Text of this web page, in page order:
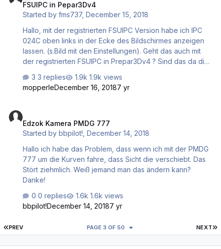
FSUIPC in Pepar3Dv4
Started byfms737,December 15, 2018
Hallo, mit der registrierten FSUIPC Version habe ich IPC
024C oben links in der Ecke des Bildschirmes anzeigen
lassen. (s.Bild mit den Einstellungen). Geht das auch mit
der registrierten FSUIPC in Prepar3Dv4 ? Sind das da die
voraus. Claus
3 replies
1.9k views
mopperleDecember 16, 20187 yr
Edzok Kamera PMDG 777
Started bybbpilot! ,December 14, 2018
Hallo ich habe das Problem, dass wenn ich mit der PMDG
777 um die Kurven fahre, dass Sicht die verschiebt. Das
Stört ziehmlich. Weiß jemand man das ändern kann?
Danke!
0 replies
1.6k views
bbpilot!December 14, 20187 yr
FIRST PAGE
PREV NEXT
PAGE 3 OF 50